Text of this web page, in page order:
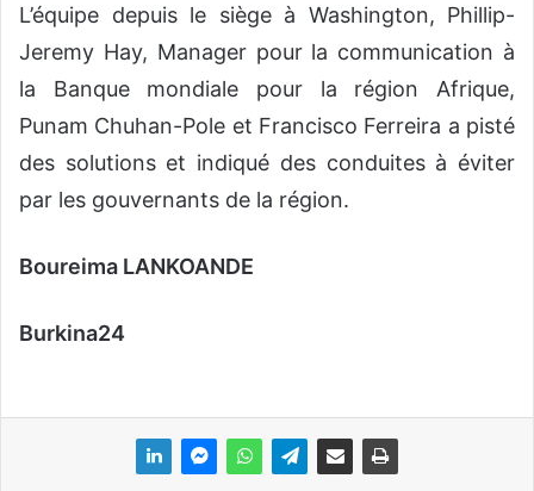
L’équipe depuis le siège à Washington, Phillip-
Jeremy Hay, Manager pour la communication à
la Banque mondiale pour la région Afrique,
Punam Chuhan-Pole et Francisco Ferreira a pisté
des solutions et indiqué des conduites à éviter
par les gouvernants de la région.
Boureima LANKOANDE
Burkina24